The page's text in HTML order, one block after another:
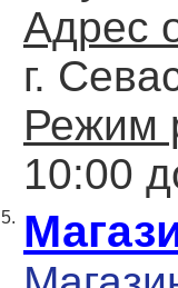
Адрес
г.
Режим
10:00
5.